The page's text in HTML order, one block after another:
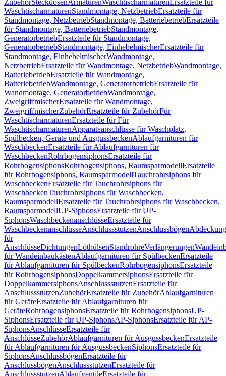
ZubehörSteckdosenArmaturenWaschtischarmaturen Ersatzteile für
WaschtischarmaturenStandmontage, NetzbetriebErsatzteile für
Standmontage, NetzbetriebStandmontage, BatteriebetriebErsatzteile
für Standmontage, BatteriebetriebStandmontage,
GeneratorbetriebErsatzteile für Standmontage,
GeneratorbetriebStandmontage, EinhebelmischerErsatzteile für
Standmontage, EinhebelmischerWandmontage,
NetzbetriebErsatzteile für Wandmontage, NetzbetriebWandmontage,
BatteriebetriebErsatzteile für Wandmontage,
BatteriebetriebWandmontage, GeneratorbetriebErsatzteile für
Wandmontage, GeneratorbetriebWandmontage,
ZweigriffmischerErsatzteile für Wandmontage,
ZweigriffmischerZubehörErsatzteile für ZubehörFür
WaschtischarmaturenErsatzteile für Für
WaschtischarmaturenApparateanschlüsse für Waschplatz,
Spülbecken, Geräte und AusgussbeckenAblaufgarnituren für
WaschbeckenErsatzteile für Ablaufgarnituren für
WaschbeckenRohrbogensiphonsErsatzteile für
RohrbogensiphonsRohrbogensiphons, RaumsparmodellErsatzteile
für Rohrbogensiphons, RaumsparmodellTauchrohrsiphons für
WaschbeckenErsatzteile für Tauchrohrsiphons für
WaschbeckenTauchrohrsiphons für Waschbecken,
RaumsparmodellErsatzteile für Tauchrohrsiphons für Waschbecken,
RaumsparmodellUP-SiphonsErsatzteile für UP-
SiphonsWaschbeckenanschlüsseErsatzteile für
WaschbeckenanschlüsseAnschlussstutzenAnschlussbögen
für
AnschlüsseDichtungenLöthülsenStandrohreVerlängerungen
für WandeinbaukästenAblaufgarnituren für SpülbeckenErsatzteile
für Ablaufgarnituren für SpülbeckenRohrbogensiphonsErsatzteile
für RohrbogensiphonsDoppelkammersiphonsErsatzteile für
DoppelkammersiphonsAnschlussstutzenErsatzteile für
AnschlussstutzenZubehörErsatzteile für ZubehörAblaufgarnituren
für GeräteErsatzteile für Ablaufgarnituren für
GeräteRohrbogensiphonsErsatzteile für RohrbogensiphonsUP-
SiphonsErsatzteile für UP-SiphonsAP-SiphonsErsatzteile für AP-
SiphonsAnschlüsseErsatzteile für
AnschlüsseZubehörAblaufgarnituren für AusgussbeckenErsatzteile
für Ablaufgarnituren für AusgussbeckenSiphonsErsatzteile für
SiphonsAnschlussbögenErsatzteile für
AnschlussbögenAnschlussstutzenErsatzteile für
AnschlussstutzenAblaufventileErsatzteile für